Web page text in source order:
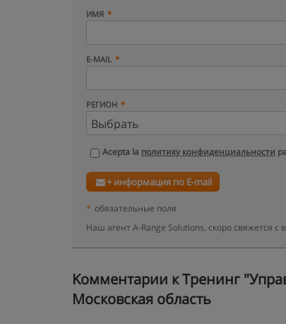
ИМЯ
E-MAIL
РЕГИОН
Acepta la политику конфиденциальности
+ информация по E-mail
* обязательные поля
Наш агент A-Range Solutions, скоро свяжется
Kомментарии к Тренинг
Московская область